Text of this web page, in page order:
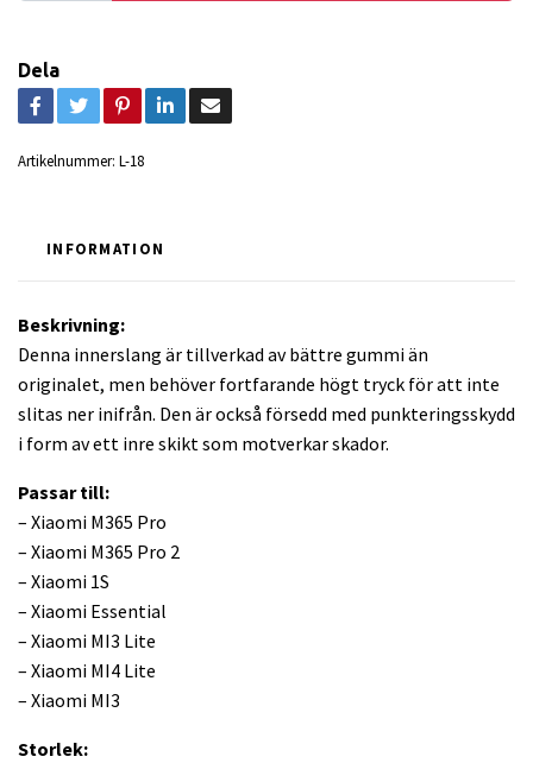
Dela
Artikelnummer: L-18
INFORMATION
Beskrivning:
Denna innerslang är tillverkad av bättre gummi än
originalet, men behöver fortfarande högt tryck för att inte
slitas ner inifrån. Den är också försedd med punkteringsskydd
i form av ett inre skikt som motverkar skador.
Passar till:
– Xiaomi M365 Pro
– Xiaomi M365 Pro 2
– Xiaomi 1S
– Xiaomi Essential
– Xiaomi MI3 Lite
– Xiaomi MI4 Lite
– Xiaomi MI3
Storlek: